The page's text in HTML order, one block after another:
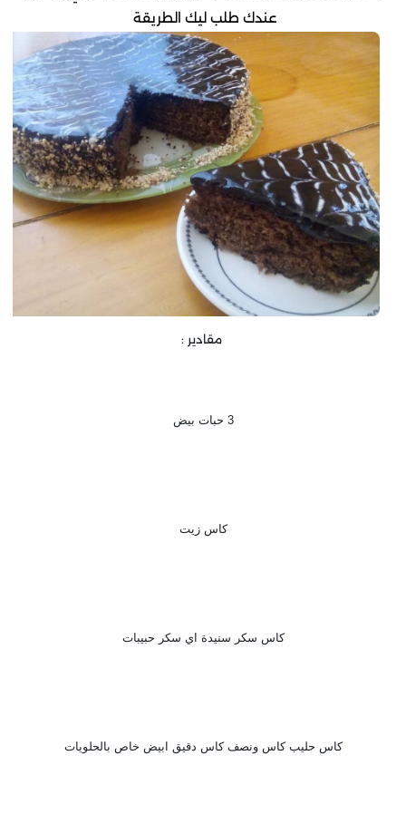
عندك طلب ليك الطريقة
مقادير :
3 حبات بيض
كاس زيت
كاس سكر سنيدة اي سكر حبيبات
كاس حليب كاس ونصف كاس دقيق ابيض خاص بالحلويات